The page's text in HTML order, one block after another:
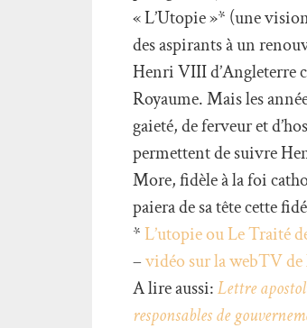
« L’Utopie »* (une
des aspirants à un
Henri VIII d’Angleterre
Royaume. Mais les
gaieté, de ferveur et
permettent de suivre
More, fidèle à la foi
paiera de sa tête cette
*L’utopie ou Le Traité
–vidéo sur la webTV de
A lire aussi:Lettre
responsables de